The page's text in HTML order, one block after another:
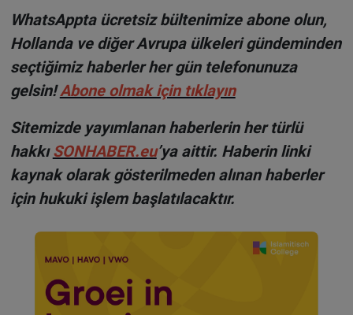
WhatsAppta ücretsiz bültenimize abone olun,
Hollanda ve diğer Avrupa ülkeleri gündeminden
seçtiğimiz haberler her gün telefonunuza
gelsin!Abone olmak için tıklayın
Sitemizde yayımlanan haberlerin her türlü
hakkıSONHABER.eu’ya aittir. Haberin linki
kaynak olarak gösterilmeden alınan haberler
için hukuki işlem başlatılacaktır.